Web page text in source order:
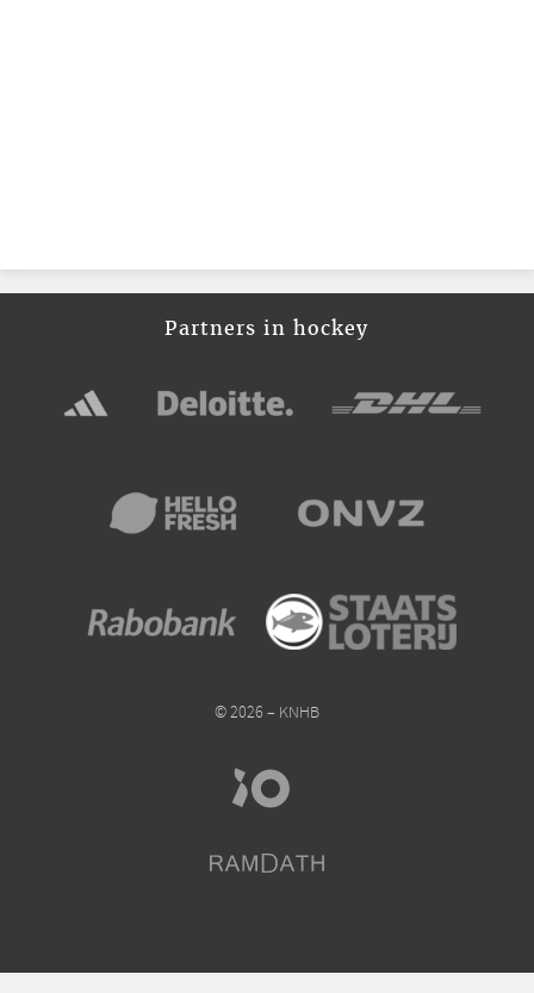
Partners in hockey
© 2026 – KNHB